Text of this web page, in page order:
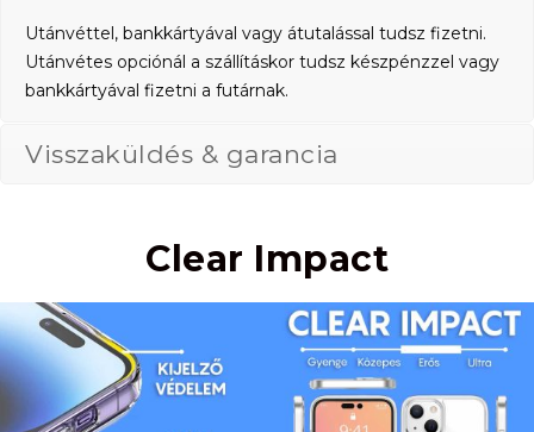
Utánvéttel, bankkártyával vagy átutalással tudsz fizetni.
Utánvétes opciónál a szállításkor tudsz készpénzzel vagy
bankkártyával fizetni a futárnak.
Visszaküldés & garancia
Clear Impact